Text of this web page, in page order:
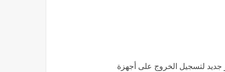
جديد لتسجيل الخروج على أجهزة